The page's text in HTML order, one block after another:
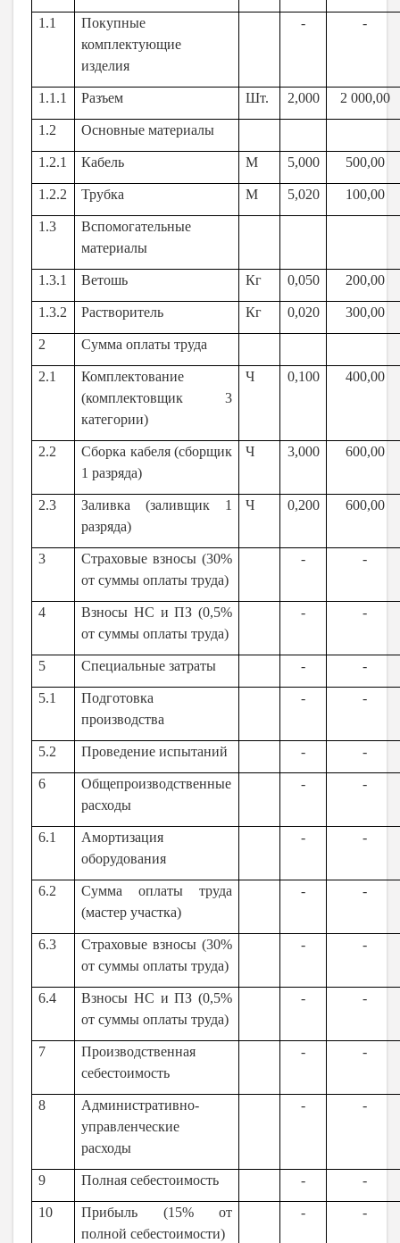
1.1
Покупные
комплектующие
изделия
- -
1.1.1 Разъем Шт. 2,000 2 000,00
1.2 Основные материалы
1.2.1 Кабель М 5,000 500,00
1.2.2 Трубка М 5,020 100,00
1.3
Вспомогательные
материалы
1.3.1 Ветошь Кг 0,050 200,00
1.3.2 Растворитель Кг 0,020 300,00
2 Сумма оплаты труда
2.1
Комплектование
(комплектовщик 3
категории)
Ч 0,100 400,00
2.2
Сборка кабеля (сборщик
1 разряда)
Ч 3,000 600,00
2.3
Заливка (заливщик 1
разряда)
Ч 0,200 600,00
3
Страховые взносы (30%
от суммы оплаты труда)
- -
4
Взносы НС и ПЗ (0,5%
от суммы оплаты труда)
- -
5 Специальные затраты - -
5.1
Подготовка
производства
- -
5.2 Проведение испытаний - -
6
Общепроизводственные
расходы
- -
6.1
Амортизация
оборудования
- -
6.2
Сумма оплаты труда
(мастер участка)
- -
6.3
Страховые взносы (30%
от суммы оплаты труда)
- -
6.4
Взносы НС и ПЗ (0,5%
от суммы оплаты труда)
- -
7
Производственная
себестоимость
- -
8
Административно-
управленческие
расходы
- -
9 Полная себестоимость - -
10
Прибыль (15% от
полной себестоимости)
- -